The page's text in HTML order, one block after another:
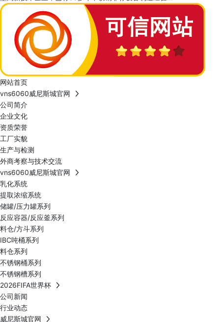
网站首页
vns6060威尼斯城官网
公司简介
企业文化
资质荣誉
工厂实貌
生产与检测
外商考察与技术交流
vns6060威尼斯城官网
乳化系统
提取浓缩系统
储罐/压力罐系列
反应容器/反应釜系列
料仓/方斗系列
IBC吨桶系列
料仓系列
不锈钢桶系列
不锈钢槽系列
2026FIFA世界杯
公司新闻
行业动态
威尼斯城官网